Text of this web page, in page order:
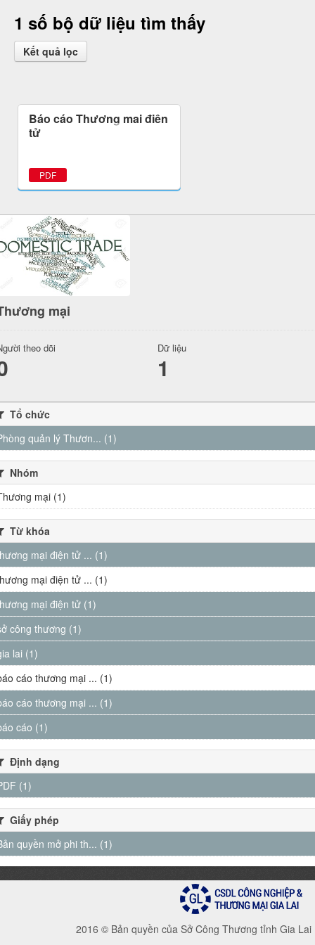
1 số bộ dữ liệu tìm thấy
Kết quả lọc
Báo cáo Thương mại điện
tử
PDF
mại
theo dõi Dữ liệu
1
Tổ chức
quản lý Thươn... (1)
Nhóm
mại (1)
Từ khóa
mại điện tử ... (1)
mại điện tử ... (1)
mại điện tử (1)
công thương (1)
lai (1)
cáo thương mại ... (1)
cáo thương mại ... (1)
cáo (1)
Định dạng
(1)
Giấy phép
quyền mở phi th... (1)
2016 © Bản quyền của Sở Công Thương tỉnh Gia Lai